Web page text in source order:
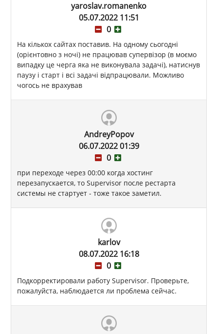
yaroslav.romanenko
05.07.2022 11:51
0
На кількох сайтах поставив. На одному сьогодні
(орієнтовно з ночі) не працював супервізор (в моємо
випадку це черга яка не виконувала задачі), натиснув
паузу і старт і всі задачі відпрацювали. Можливо
чогось не врахував
AndreyPopov
06.07.2022 01:39
0
при переходе через 00:00 когда хостинг
перезапускается, то Supervisor после рестарта
системы не стартует - тоже такое заметил.
karlov
08.07.2022 16:18
0
Подкорректировали работу Supervisor. Проверьте,
пожалуйста, наблюдается ли проблема сейчас.